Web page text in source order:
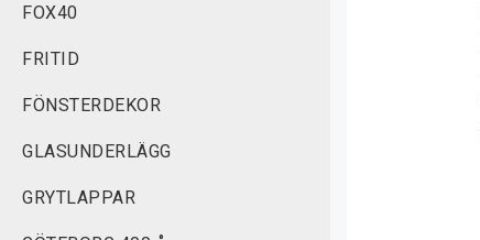
FOX40
FRITID
FÖNSTERDEKOR
GLASUNDERLÄGG
GRYTLAPPAR